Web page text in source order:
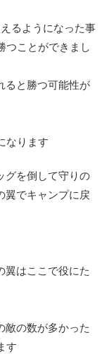
るようになった事
つことができまし
ると勝つ可能性が
なります
グを倒して守りの
翼でキャンプに戻
翼はここで役にた
敵の数が多かった
す